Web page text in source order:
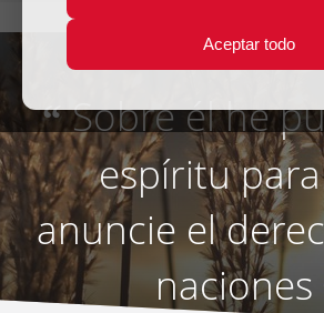
Aceptar todo
“Sobre él he
espíritu
anuncie el
naciones